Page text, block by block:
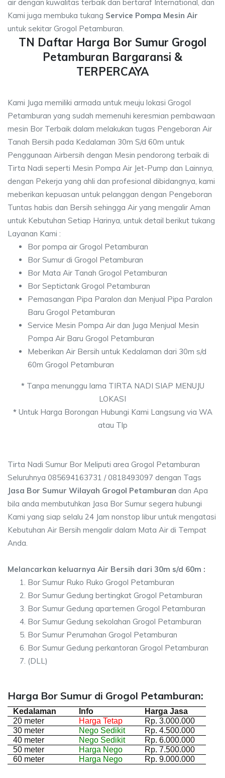
air dengan kuwalitas terbaik dan bertaraf International, dan
Kami juga membuka tukang Service Pompa Mesin Air
untuk sekitar Grogol Petamburan.
TN Daftar Harga Bor Sumur Grogol
Petamburan Bargaransi &
TERPERCAYA
Kami Juga memiliki armada untuk meuju lokasi Grogol
Petamburan yang sudah memenuhi keresmian pembawaan
mesin Bor Terbaik dalam melakukan tugas Pengeboran Air
Tanah Bersih pada Kedalaman 30m S/d 60m untuk
Penggunaan Airbersih dengan Mesin pendorong terbaik di
Tirta Nadi seperti Mesin Pompa Air Jet-Pump dan Lainnya,
dengan Pekerja yang ahli dan profesional dibidangnya, kami
meberikan kepuasan untuk pelanggan dengan Pengeboran
Tuntas habis dan Bersih sehingga Air yang mengalir Aman
untuk Kebutuhan Setiap Harinya, untuk detail berikut tukang
Layanan Kami :
Bor pompa air Grogol Petamburan
Bor Sumur di Grogol Petamburan
Bor Mata Air Tanah Grogol Petamburan
Bor Septictank Grogol Petamburan
Pemasangan Pipa Paralon dan Menjual Pipa Paralon
Baru Grogol Petamburan
Service Mesin Pompa Air dan Juga Menjual Mesin
Pompa Air Baru Grogol Petamburan
Meberikan Air Bersih untuk Kedalaman dari 30m s/d
60m Grogol Petamburan
*Tanpa menunggu lama TIRTA NADI SIAP MENUJU
LOKASI
*Untuk Harga Borongan Hubungi Kami Langsung via WA
atau Tlp
Tirta Nadi Sumur Bor Meliputi area Grogol Petamburan
Seluruhnya 085694163731 / 0818493097 dengan Tags
Jasa Bor Sumur Wilayah Grogol Petamburan dan Apa
bila anda membutuhkan Jasa Bor Sumur segera hubungi
Kami yang siap selalu 24 Jam nonstop libur untuk mengatasi
Kebutuhan Air Bersih mengalir dalam Mata Air di Tempat
Anda.
Melancarkan keluarnya Air Bersih dari 30m s/d 60m :
Bor Sumur Ruko Ruko Grogol Petamburan
Bor Sumur Gedung bertingkat Grogol Petamburan
Bor Sumur Gedung apartemen Grogol Petamburan
Bor Sumur Gedung sekolahan Grogol Petamburan
Bor Sumur Perumahan Grogol Petamburan
Bor Sumur Gedung perkantoran Grogol Petamburan
(DLL)
Harga Bor Sumur di Grogol Petamburan:
Kedalaman Info
Harga Jasa
20 meter
Harga Tetap
Rp. 3.000.000
30 meter
Nego Sedikit
Rp. 4.500.000
40 meter
Nego Sedikit
Rp. 6.000.000
50 meter
Harga Nego
Rp. 7.500.000
60 meter
Harga Nego Rp. 9.000.000